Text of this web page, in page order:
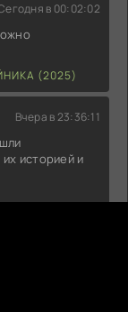
в 00:02:02
(2025)
Вчера в 23:36:11
историей и